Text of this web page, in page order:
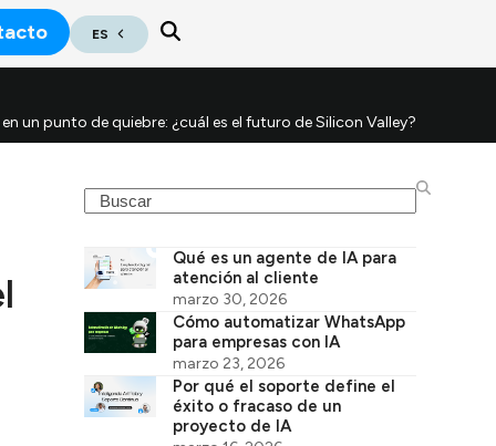
ES
un punto de quiebre: ¿cuál es el futuro de Silicon Valley?
Search
Qué es un agente de IA para
atención al cliente
marzo 30, 2026
Cómo automatizar WhatsApp
para empresas con IA
marzo 23, 2026
Por qué el soporte define el
éxito o fracaso de un
proyecto de IA